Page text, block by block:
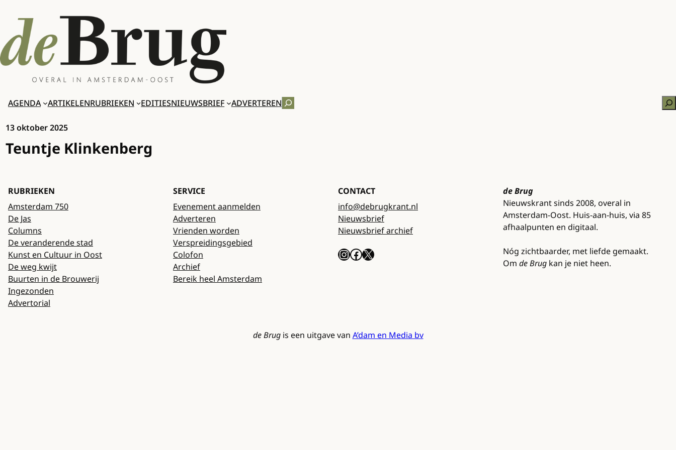
naar
inhoud
AGENDA ARTIKELENRUBRIEKEN EDITIESNIEUWSBRIEF ADVERTERENZOEKEN
13 oktober 2025
Teuntje Klinkenberg
RUBRIEKEN
Amsterdam 750
De Jas
Columns
De veranderende stad
Kunst en Cultuur in Oost
De weg kwijt
Buurten in de Brouwerij
Ingezonden
Advertorial
SERVICE
Evenement aanmelden
Adverteren
Vrienden worden
Verspreidingsgebied
Colofon
Archief
Bereik heel Amsterdam
CONTACT
info@debrugkrant.nl
Nieuwsbrief
Nieuwsbrief archief
InstagramFacebook X
de Brug
Nieuwskrant sinds 2008, overal in
Amsterdam-Oost. Huis-aan-huis, via 85
afhaalpunten en digitaal.
Nóg zichtbaarder, met liefde gemaakt.
Om de Brug kan je niet heen.
de Brug is een uitgave van A’dam en Media bv